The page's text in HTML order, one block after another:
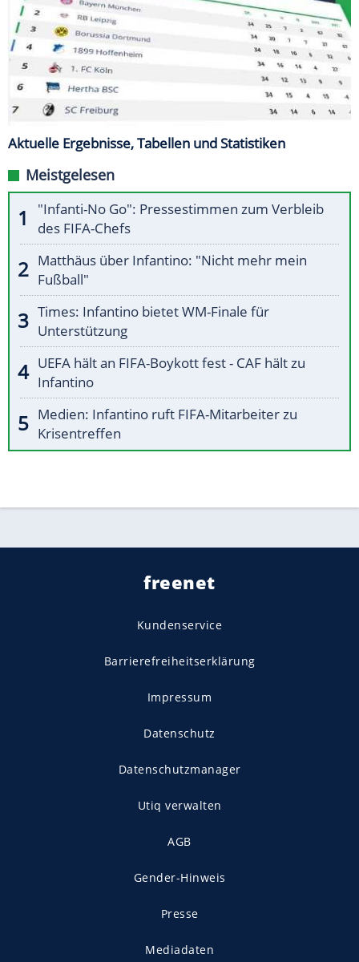
Aktuelle Ergebnisse, Tabellen und Statistiken
Meistgelesen
"Infanti-No Go": Pressestimmen zum Verbleib
des FIFA-Chefs
Matthäus über Infantino: "Nicht mehr mein
Fußball"
Times: Infantino bietet WM-Finale für
Unterstützung
UEFA hält an FIFA-Boykott fest - CAF hält zu
Infantino
Medien: Infantino ruft FIFA-Mitarbeiter zu
Krisentreffen
freenet
Kundenservice
Barrierefreiheitserklärung
Impressum
Datenschutz
Datenschutzmanager
Utiq verwalten
AGB
Gender-Hinweis
Presse
Mediadaten